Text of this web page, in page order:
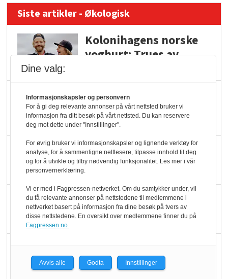
Siste artikler - Økologisk
Kolonihagens norske
yoghurt: Trues av
Marit Kolby vant
Økologisk Norge sin
hederspris
Blir enklere å velge
økologisk i butikkhylla
Kolonihagen sliter
med å få tak i nok melk
er klare! Er markedet
Dine valg:
Informasjonskapsler og personvern
For å gi deg relevante annonser på vårt nettsted bruker vi
informasjon fra ditt besøk på vårt nettsted. Du kan reservere
deg mot dette under "Innstillinger".
For øvrig bruker vi informasjonskapsler og lignende verktøy for
analyse, for å sammenligne nettlesere, tilpasse innhold til deg
og for å utvikle og tilby nødvendig funksjonalitet. Les mer i vår
personvernerklæring.
Vi er med i Fagpressen-nettverket. Om du samtykker under, vil
du få relevante annonser på nettstedene til medlemmene i
nettverket basert på informasjon fra dine besøk på tvers av
disse nettstedene. En oversikt over medlemmene finner du på
Fagpressen.no.
Avvis alle Godta Innstillinger